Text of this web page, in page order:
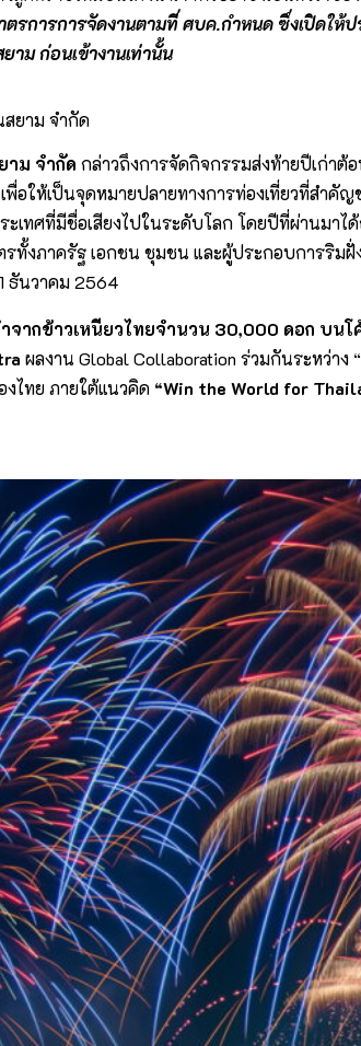
ตรการการจัดงานตามที่ ศบค.กำหนด ซึ่งเปิดให้
ม ก่อนเข้างานเท่านั้น
ยาม จำกัด
ม จำกัด กล่าวถึงการจัดกิจกรรมส่งท้ายปีเก่า
อให้เป็นจุดหมายปลายทางการท่องเที่ยวที่สำคั
ทศที่มีชื่อเสียงไปในระดับโลก โดยปีที่ผ่านมาไ
ทั้งภาครัฐ เอกชน ชุมชน และผู้ประกอบการริม
ธันวาคม 2564
จากข้าวเหนียวไทยจำนวน 30,000 ดอก บน
ผลงาน Global Collaboration ร่วมกันระหว่า
ไทย ภายใต้แนวคิด “Win the World for